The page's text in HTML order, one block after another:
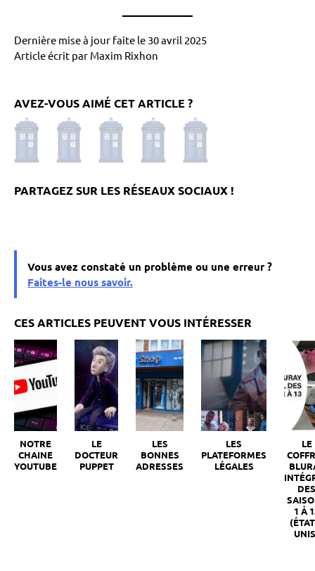
Dernière mise à jour faite le 30 avril 2025
Article écrit par Maxim Rixhon
AVEZ-VOUS AIMÉ CET ARTICLE ?
Vous avez constaté un problème ou une erreur ?
Faites-le nous savoir.
NOTRE
CHAINE
YOUTUBE
LE
DOCTEUR
PUPPET
LES
BONNES
ADRESSES
LES
PLATEFORMES
LÉGALES
LE
DES
1 À